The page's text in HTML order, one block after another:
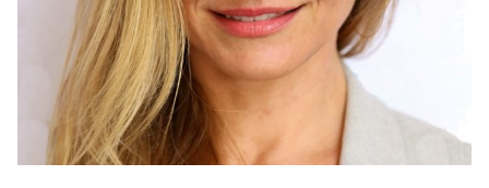
אילת והערבה
השומרון